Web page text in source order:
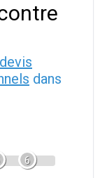
dans
6